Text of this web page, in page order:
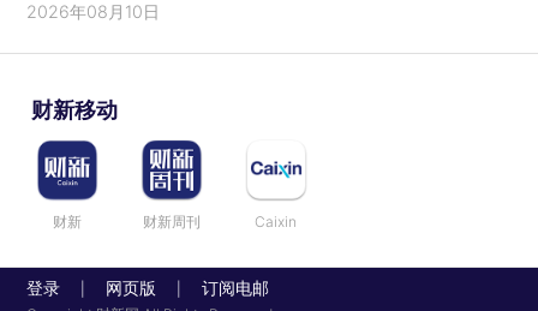
2026年08月10日
财新移动
财新 财新周刊 Caixin
登录 网页版 订阅电邮